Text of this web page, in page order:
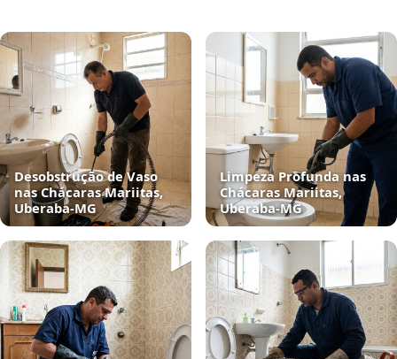
Desobstrução de Vaso
nas Chácaras Mariitas,
Uberaba‑MG
Limpeza Profunda nas
Chácaras Mariitas,
Uberaba‑MG